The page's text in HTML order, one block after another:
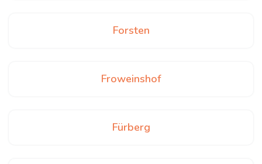
Forsten
Froweinshof
Fürberg